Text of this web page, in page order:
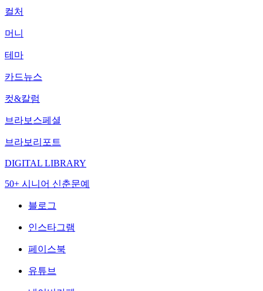
컬처
머니
테마
카드뉴스
컷&칼럼
브라보스페셜
브라보리포트
DIGITAL LIBRARY
50+ 시니어 신춘문예
블로그
인스타그램
페이스북
유튜브